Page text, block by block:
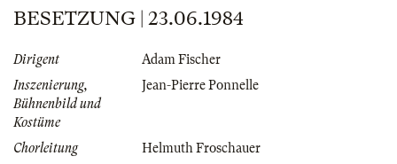
BESETZUNG | 23.06.1984
Dirigent
Adam Fischer
Inszenierung,
Bühnenbild und
Kostüme
Jean-Pierre Ponnelle
Chorleitung Helmuth Froschauer